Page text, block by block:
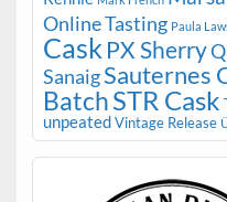
Online Tasting Paula
Cask PX Sherry
SanaigSauternes
BatchSTR Cask
unpeatedVintage Release